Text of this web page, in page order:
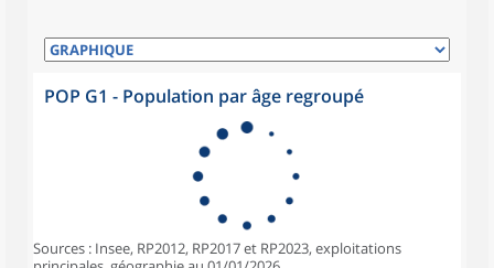
POP G1 - Population par âge regroupé
Sources : Insee, RP2012, RP2017 et RP2023, exploitations